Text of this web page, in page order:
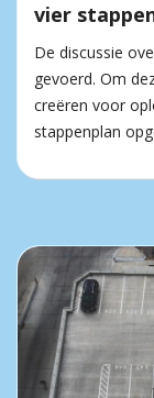
vier
De discussie
gevoerd. Om
creëren voor
stappenplan